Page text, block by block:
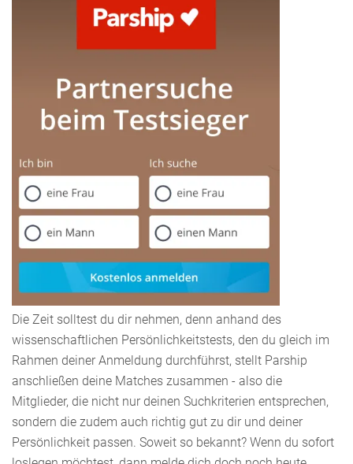
Die Zeit solltest du dir nehmen, denn anhand des
wissenschaftlichen Persönlichkeitstests, den du gleich im
Rahmen deiner Anmeldung durchführst, stellt Parship
anschließen deine Matches zusammen - also die
Mitglieder, die nicht nur deinen Suchkriterien entsprechen,
sondern die zudem auch richtig gut zu dir und deiner
Persönlichkeit passen. Soweit so bekannt? Wenn du sofort